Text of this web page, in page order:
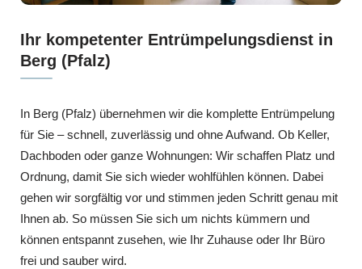
Ihr kompetenter Entrümpelungsdienst in
Berg (Pfalz)
In Berg (Pfalz) übernehmen wir die komplette Entrümpelung
für Sie – schnell, zuverlässig und ohne Aufwand. Ob Keller,
Dachboden oder ganze Wohnungen: Wir schaffen Platz und
Ordnung, damit Sie sich wieder wohlfühlen können. Dabei
gehen wir sorgfältig vor und stimmen jeden Schritt genau mit
Ihnen ab. So müssen Sie sich um nichts kümmern und
können entspannt zusehen, wie Ihr Zuhause oder Ihr Büro
frei und sauber wird.